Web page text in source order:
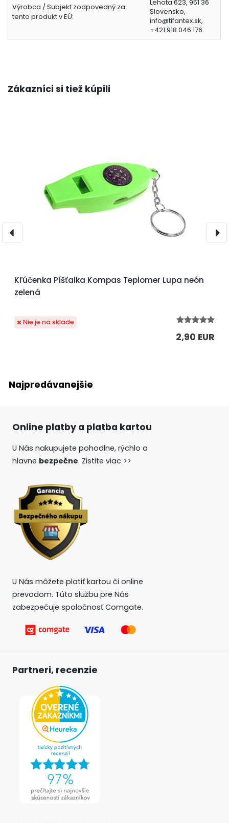
Výrobca / Subjekt zodpovedný za
tento produkt v EÚ:
Lehota 623, 951 36
Slovensko,
info@tifantex.sk,
+421 918 046 176
Zákazníci si tiež kúpili
Kľúčenka Píšťalka Kompas Teplomer Lupa neón
zelená
2,90 EUR
Nie je na sklade
Najpredávanejšie
Online platby a platba kartou
U Nás nakupujete pohodlne, rýchlo a
hlavne bezpečne. Zistite viac >>
U Nás môžete platiť kartou či online
prevodom. Túto službu pre Nás
zabezpečuje spoločnosť Comgate.
Partneri, recenzie